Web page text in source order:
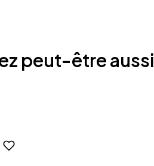
peut-être aussi